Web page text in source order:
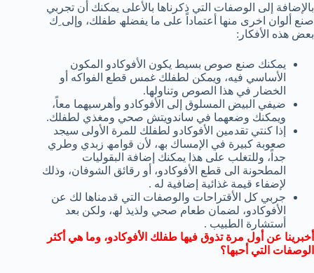
بالإضافة إلى الوصفات التي ذكرناھا بالأعلى یمكنك أن تجربي
صنع ألوان اخرى منھا أعتماداً على ما یفضلھ طفلك، وإلی ِك
بعض ھذه الأفكار:
یمكنك صنع صوص بسیط یكون الأفوكادو المكون
الأساسي فیه، ویمكن لطفلك غمس قطع الفواكه أو
الخضار في ھذا الصوص وتناولھا.
ضیفي البیض المسلوق إلى الأفوكادو وأھرسیھما معاً،
ویمكنك وضعھما في ساندویتش صحي ومغذي لطفلك.
إذا كنتي تقدمین الأفوكادو لطفلك للمرة الأولى سیجد
صعوبة كبیرة في الإمساك بھ، لأن قوامھ زبدي وطري
جداً، وللتغلب على ھذا یمكنك إضافة البقولیات
المطحونة الى قطع الأفوكادو، أو رقائق الشوفان، وذلك
لإضفاء قیمة غذائیة إضافیة له .
جربي كل الأقتراحات والوصفات التي قدمناھا لك عن
الأفوكادو، لضمان طعام صحي ولذیذ لھ، ولكن بعد
أستشارة الطبیب .
أخبرینا عن أول مرة تذوق فیھا طفلك الأفوكادو، وما ھي أكثر
الوصفات التي أحبھا؟